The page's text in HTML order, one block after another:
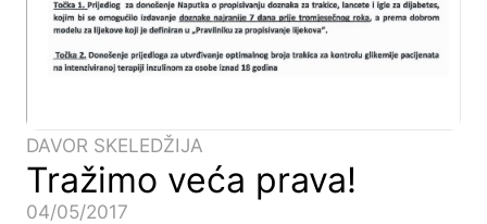
DAVOR SKELEDŽIJA
Tražimo veća prava!
04/05/2017